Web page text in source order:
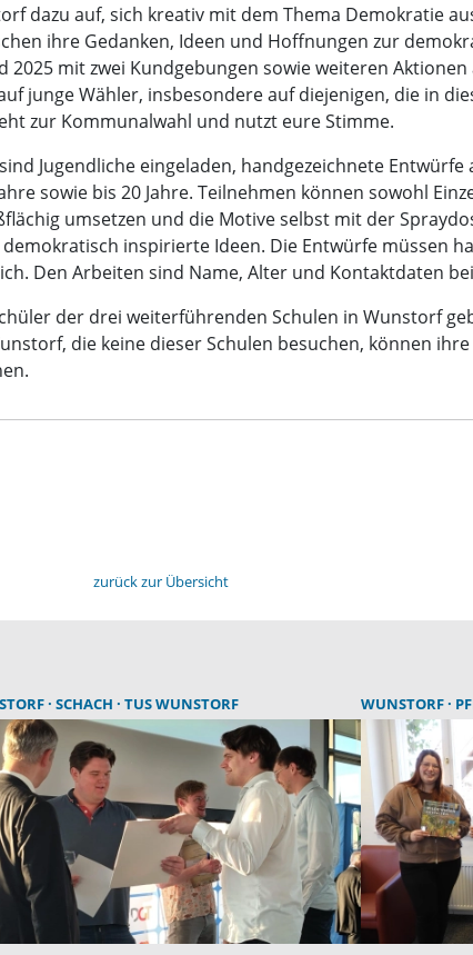
dazu auf, sich kreativ mit dem Thema Demokratie
ihre Gedanken, Ideen und Hoffnungen zur
2025 mit zwei Kundgebungen sowie weiteren
junge Wähler, insbesondere auf diejenigen, die in
zur Kommunalwahl und nutzt eure Stimme.
Jugendliche eingeladen, handgezeichnete
sowie bis 20 Jahre. Teilnehmen können sowohl
umsetzen und die Motive selbst mit der
inspirierte Ideen. Die Entwürfe müssen
Den Arbeiten sind Name, Alter und Kontaktdaten
der drei weiterführenden Schulen in Wunstorf
die keine dieser Schulen besuchen, können
zurück zur Übersicht
SCHACH TUS WUNSTORF WUNSTORF